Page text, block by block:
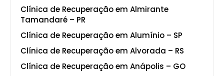
Clínica de Recuperação em Almirante
Tamandaré – PR
Clínica de Recuperação em Alumínio – SP
Clínica de Recuperação em Alvorada – RS
Clínica de Recuperação em Anápolis – GO